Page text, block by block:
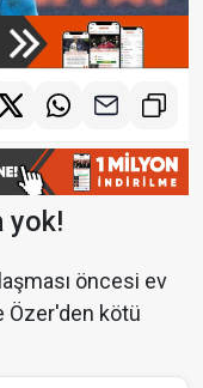
yok!
öncesi ev
Özer'den kötü